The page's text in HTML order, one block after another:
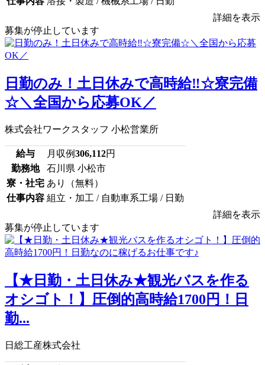
詳細を表示
募集が停止しています
日勤のみ！土日休みで高時給‼☆寮完備
☆＼全国から応募OK／
株式会社ワークスタッフ 小松営業所
給与 月収例306,112円
勤務地
石川県 小松市
寮・社宅 あり（無料）
仕事内容 組立・加工 / 自動車系工場 / 日勤
詳細を表示
募集が停止しています
【★日勤・土日休み★観光バスを作る
オシゴト！】圧倒的高時給1700円！日
勤...
日総工産株式会社